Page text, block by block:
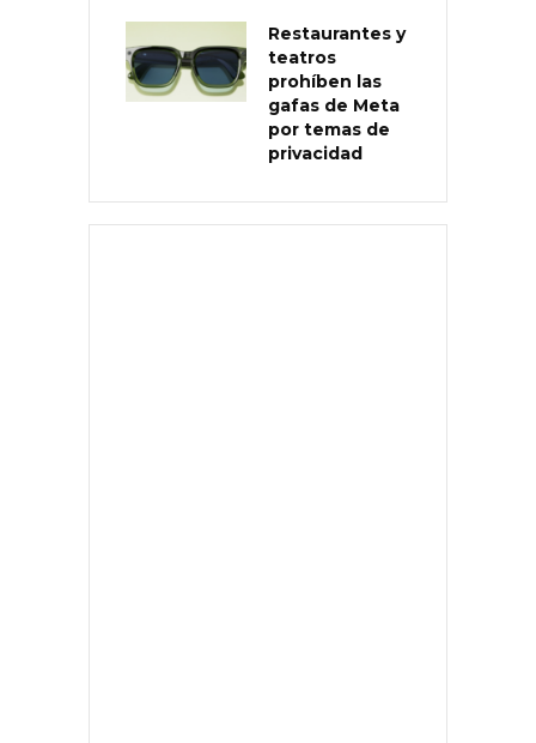
Restaurantes y
teatros
prohíben las
gafas de Meta
por temas de
privacidad